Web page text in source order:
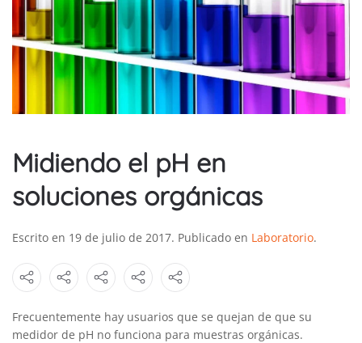
Midiendo el pH en
soluciones orgánicas
Escrito en 19 de julio de 2017. Publicado en Laboratorio.
Frecuentemente hay usuarios que se quejan de que su
medidor de pH no funciona para muestras orgánicas.